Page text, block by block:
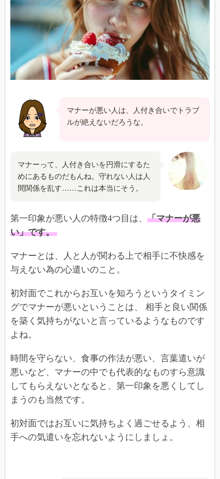
マナーが悪い人は、人付き合いでトラブ
ルが絶えないだろうな。
マナーって、人付き合いを円滑にするた
めにあるものだもんね。守れない人は人
間関係を乱す……これは本当にそう。
第一印象が悪い人の特徴4つ目は、 「マナーが悪
い」です。
マナーとは、人と人が関わる上で相手に不快感を
与えない為の心遣いのこと。
初対面でこれからお互いを知ろうというタイミン
グでマナーが悪いということは、 相手と良い関係
を築く気持ちがないと言っているようなものです
よね。
時間を守らない、食事の作法が悪い、言葉遣いが
悪いなど、マナーの中でも代表的なものすら意識
してもらえないとなると、第一印象を悪くしてし
まうのも当然です。
初対面ではお互いに気持ちよく過ごせるよう、相
手への気遣いを忘れないようにしましょ。